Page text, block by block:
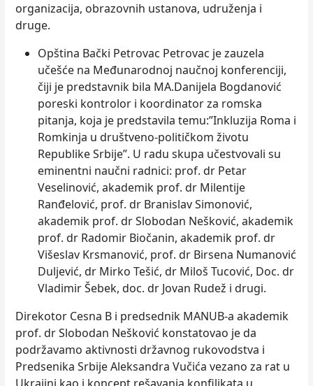
organizacija, obrazovnih ustanova, udruženja i
druge.
Opština Bački Petrovac Petrovac je zauzela
učešće na Međunarodnoj naučnoj konferenciji,
čiji je predstavnik bila MA.Danijela Bogdanović
poreski kontrolor i koordinator za romska
pitanja, koja je predstavila temu:”Inkluzija Roma i
Romkinja u društveno-političkom životu
Republike Srbije”. U radu skupa učestvovali su
eminentni naučni radnici: prof. dr Petar
Veselinović, akademik prof. dr Milentije
Ranđelović, prof. dr Branislav Simonović,
akademik prof. dr Slobodan Nešković, akademik
prof. dr Radomir Biočanin, akademik prof. dr
Višeslav Krsmanović, prof. dr Birsena Numanović
Duljević, dr Mirko Tešić, dr Miloš Tucović, Doc. dr
Vladimir Šebek, doc. dr Jovan Rudež i drugi.
Direkotor Cesna B i predsednik MANUB-a akademik
prof. dr Slobodan Nešković konstatovao je da
podržavamo aktivnosti državnog rukovodstva i
Predsenika Srbije Aleksandra Vučića vezano za rat u